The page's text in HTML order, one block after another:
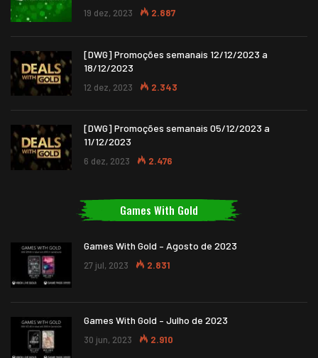
19 dez, 2023 2.887
[DWG] Promoções semanais 12/12/2023 a
18/12/2023
12 dez, 2023 2.343
[DWG] Promoções semanais 05/12/2023 a
11/12/2023
6 dez, 2023 2.476
Games With Gold
Games With Gold – Agosto de 2023
27 jul, 2023 2.831
Games With Gold – Julho de 2023
30 jun, 2023 2.910